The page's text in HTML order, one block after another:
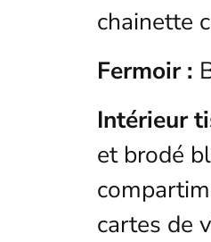
chainette
Fermoir :
Intérieur
et brodé
cartes de